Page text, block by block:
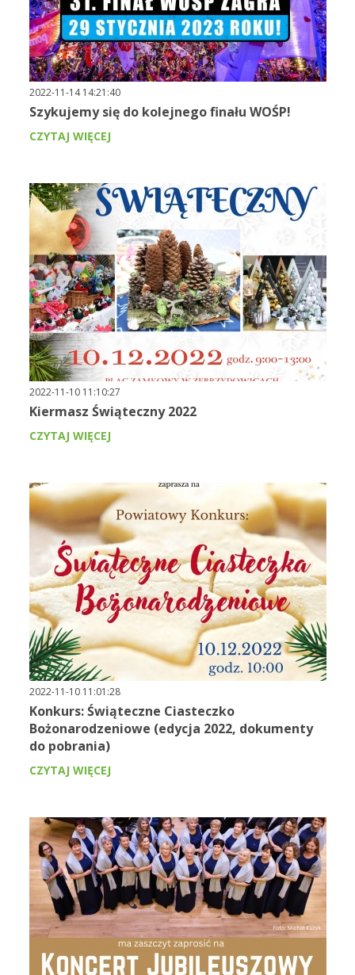
2022-11-14 14:21:40
Szykujemy się do kolejnego finału WOŚP!
CZYTAJ WIĘCEJ
2022-11-10 11:10:27
Kiermasz Świąteczny 2022
CZYTAJ WIĘCEJ
2022-11-10 11:01:28
Konkurs: Świąteczne Ciasteczko
Bożonarodzeniowe (edycja 2022, dokumenty
do pobrania)
CZYTAJ WIĘCEJ